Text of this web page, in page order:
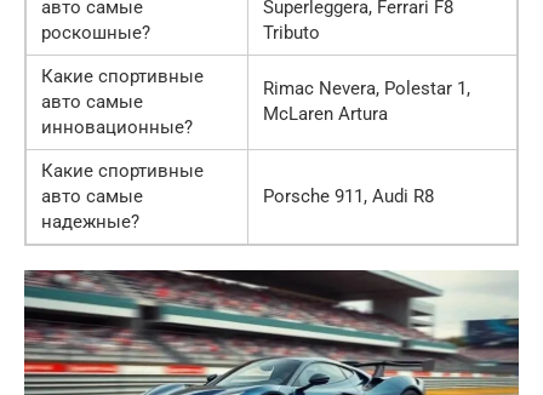
авто самые
роскошные?
Superleggera, Ferrari F8
Tributo
Какие спортивные
авто самые
инновационные?
Rimac Nevera, Polestar 1,
McLaren Artura
Какие спортивные
авто самые
надежные?
Porsche 911, Audi R8